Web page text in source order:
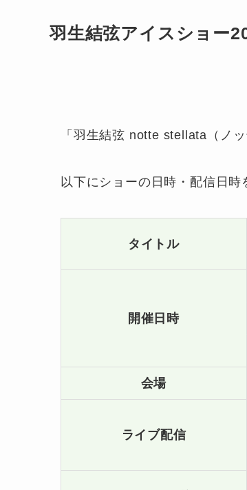
羽生結弦アイスショー
「羽生結弦 notte stellata（ノ
以下にショーの日時・配信日時
タイトル
開催日時
会場
ライブ配信